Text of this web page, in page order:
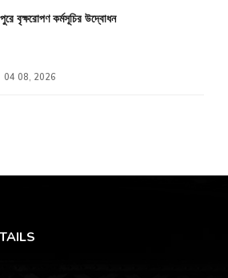
বৃক্ষরোপণ কর্মসূচির উদ্বোধন
04 08, 2026